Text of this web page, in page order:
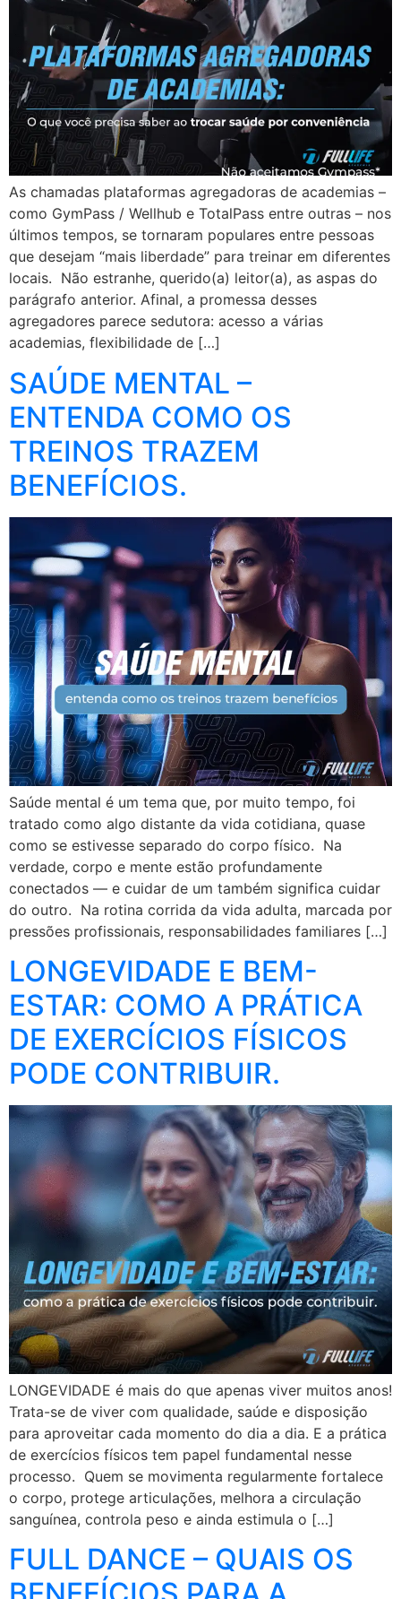
As chamadas plataformas agregadoras de academias –
como GymPass / Wellhub e TotalPass entre outras – nos
últimos tempos, se tornaram populares entre pessoas
que desejam “mais liberdade” para treinar em diferentes
locais. Não estranhe, querido(a) leitor(a), as aspas do
parágrafo anterior. Afinal, a promessa desses
agregadores parece sedutora: acesso a várias
academias, flexibilidade de […]
SAÚDE MENTAL –
ENTENDA COMO OS
TREINOS TRAZEM
BENEFÍCIOS.
Saúde mental é um tema que, por muito tempo, foi
tratado como algo distante da vida cotidiana, quase
como se estivesse separado do corpo físico. Na
verdade, corpo e mente estão profundamente
conectados — e cuidar de um também significa cuidar
do outro. Na rotina corrida da vida adulta, marcada por
pressões profissionais, responsabilidades familiares […]
LONGEVIDADE E BEM-
ESTAR: COMO A PRÁTICA
DE EXERCÍCIOS FÍSICOS
PODE CONTRIBUIR.
LONGEVIDADE é mais do que apenas viver muitos anos!
Trata-se de viver com qualidade, saúde e disposição
para aproveitar cada momento do dia a dia. E a prática
de exercícios físicos tem papel fundamental nesse
processo. Quem se movimenta regularmente fortalece
o corpo, protege articulações, melhora a circulação
sanguínea, controla peso e ainda estimula o […]
FULL DANCE – QUAIS OS